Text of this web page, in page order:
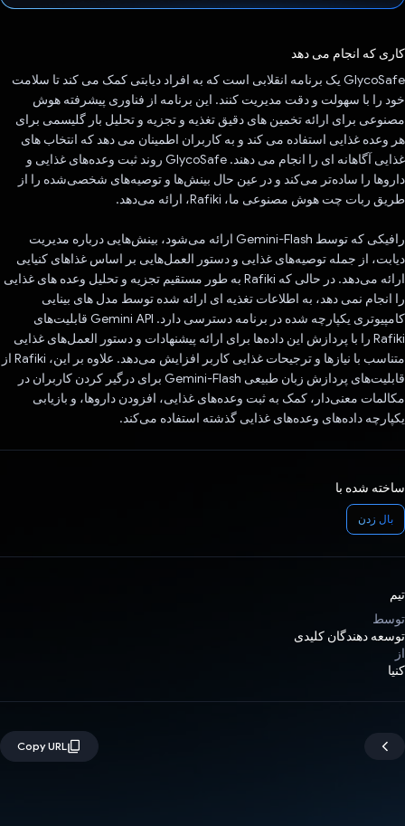
کاری که انجام می دهد
GlycoSafe یک برنامه انقلابی است که به افراد دیابتی کمک می کند تا سلامت
خود را با سهولت و دقت مدیریت کنند. این برنامه از فناوری پیشرفته هوش
مصنوعی برای ارائه تخمین های دقیق تغذیه و تجزیه و تحلیل بار گلیسمی برای
هر وعده غذایی استفاده می کند و به کاربران اطمینان می دهد که انتخاب های
غذایی آگاهانه ای را انجام می دهند. GlycoSafe روند ثبت وعده‌های غذایی و
داروها را ساده‌تر می‌کند و در عین حال بینش‌ها و توصیه‌های شخصی‌شده را از
طریق ربات چت هوش مصنوعی ما، Rafiki، ارائه می‌دهد.
رافیکی که توسط Gemini-Flash ارائه می‌شود، بینش‌هایی درباره مدیریت
دیابت، از جمله توصیه‌های غذایی و دستور العمل‌هایی بر اساس غذاهای کنیایی
ارائه می‌دهد. در حالی که Rafiki به طور مستقیم تجزیه و تحلیل وعده های غذایی
را انجام نمی دهد، به اطلاعات تغذیه ای ارائه شده توسط مدل های بینایی
کامپیوتری یکپارچه شده در برنامه دسترسی دارد. Gemini API قابلیت‌های
Rafiki را با پردازش این داده‌ها برای ارائه پیشنهادات و دستور العمل‌های غذایی
متناسب با نیازها و ترجیحات غذایی کاربر افزایش می‌دهد. علاوه بر این، Rafiki از
قابلیت‌های پردازش زبان طبیعی Gemini-Flash برای درگیر کردن کاربران در
مکالمات معنی‌دار، کمک به ثبت وعده‌های غذایی، افزودن داروها، و بازیابی
یکپارچه داده‌های وعده‌های غذایی گذشته استفاده می‌کند.
ساخته شده با
بال زدن
تیم
توسط
توسعه دهندگان کلیدی
از
کنیا